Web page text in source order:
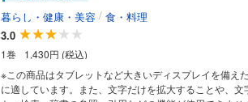
プ／切り干し大根とパプリカのアジアンスープ／ もち麦
プ／スープカレー／スンドゥブチゲ／酸辣湯／えびのタ
シーブイヤベース／ クラムチャウダー／たらのスウェー
プ／ レンズ豆ともち麦のスープ／ひき肉とオクラのカレ
ズスープ／豚汁／けんちん汁／鮭の粕汁／ クリームパス
暮らし・健康・美容 / 食・料理
3.0
1巻
1,430円 (税込)
※この商品はタブレットなど大きいディスプレイを備え
に適しています。また、文字だけを拡大することや、文